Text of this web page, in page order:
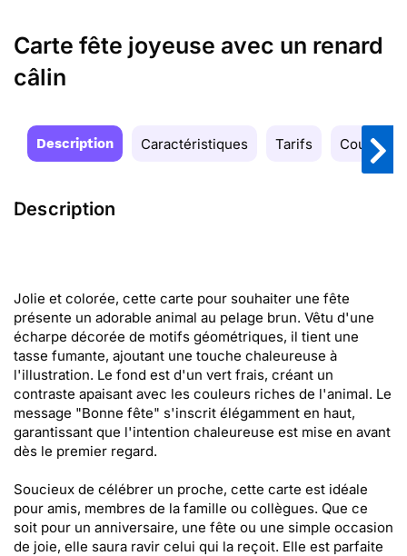
Carte fête joyeuse avec un renard
câlin
Description Caractéristiques Tarifs Couleurs
Description
Jolie et colorée, cette carte pour souhaiter une fête
présente un adorable animal au pelage brun. Vêtu d'une
écharpe décorée de motifs géométriques, il tient une
tasse fumante, ajoutant une touche chaleureuse à
l'illustration. Le fond est d'un vert frais, créant un
contraste apaisant avec les couleurs riches de l'animal. Le
message "Bonne fête" s'inscrit élégamment en haut,
garantissant que l'intention chaleureuse est mise en avant
dès le premier regard.
Soucieux de célébrer un proche, cette carte est idéale
pour amis, membres de la famille ou collègues. Que ce
soit pour un anniversaire, une fête ou une simple occasion
de joie, elle saura ravir celui qui la reçoit. Elle est parfaite